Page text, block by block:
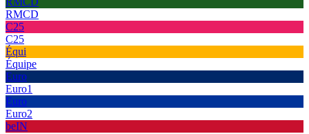
RMCD
C25
C25
Équi
Équipe
Euro
Euro1
Euro
Euro2
beIN